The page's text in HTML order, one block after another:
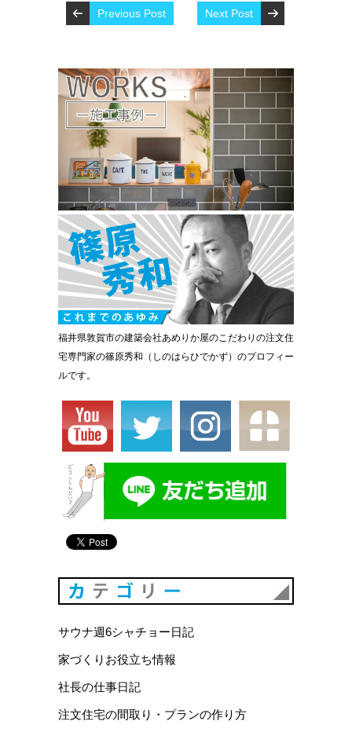
Previous Post Next Post
福井県敦賀市の建築会社あめりか屋のこだわりの注文住
宅専門家の篠原秀和（しのはらひでかず）のプロフィー
ルです。
サウナ週6シャチョー日記
家づくりお役立ち情報
社長の仕事日記
注文住宅の間取り・プランの作り方